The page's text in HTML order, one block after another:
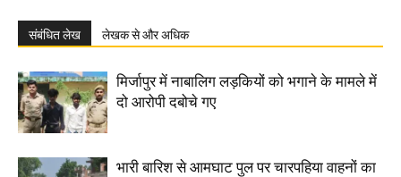
संबंधित लेख लेखक से और अधिक
मिर्जापुर में नाबालिग लड़कियों को भगाने के मामले में
दो आरोपी दबोचे गए
भारी बारिश से आमघाट पुल पर चारपहिया वाहनों का